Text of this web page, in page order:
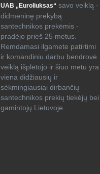
UAB „Euroliuksas“ savo veiklą -
didmeninę prekybą
santechnikos prekėmis -
pradėjo prieš 25 metus.
Remdamasi ilgamete patirtimi
ir komandiniu darbu bendrovė
veiklą išplėtojo ir šiuo metu yra
viena didžiausių ir
sėkmingiausiai dirbančių
santechnikos prekių tiekėjų bei
gamintojų Lietuvoje.